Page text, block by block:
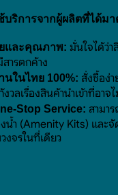
บริการจากผู้ผลิตที่ได้มา
และคุณภาพ: มั่นใจได้ว่
ารตกค้าง
นในไทย 100%: สั่งซื้อง่
งวลเรื่องสินค้านำเข้าที่อาจ
Stop Service: สามา
น้ำ (Amenity Kits) และ
งจรในที่เดียว